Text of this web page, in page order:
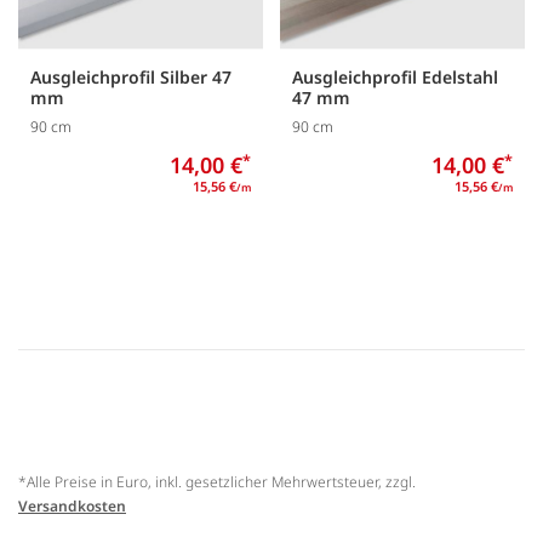
Ausgleichprofil Silber 47
mm
90 cm
14,00 €*
15,56 €/m
Ausgleichprofil Edelstahl
47 mm
90 cm
14,00 €*
15,56 €/m
*Alle Preise in Euro, inkl. gesetzlicher Mehrwertsteuer, zzgl.
Versandkosten